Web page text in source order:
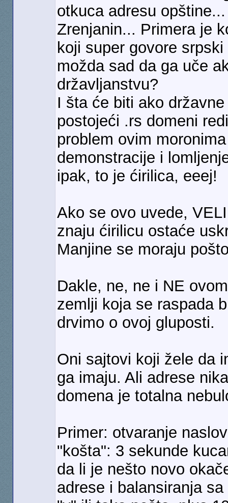
otkuca adresu
Zrenjanin... Primera je
koji super govore
možda sad da ga uče
državljanstvu?
I šta će biti ako
postojeći .rs domeni
problem ovim
demonstracije i
ipak, to je ćirilica, eeej!
Ako se ovo uvede,
znaju ćirilicu ostaće
Manjine se moraju
Dakle, ne, ne i NE
zemlji koja se raspada
drvimo o ovoj gluposti.
Oni sajtovi koji žele da
ga imaju. Ali adrese
domena je totalna
Primer: otvaranje
"košta": 3 sekunde
da li je nešto novo
adrese i balansiranja